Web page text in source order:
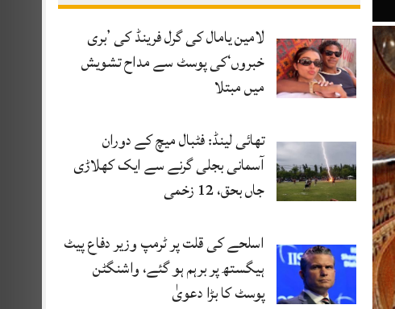
لامین یامال کی گرل فرینڈ کی ’بری
خبروں‘کی پوسٹ سے مداح تشویش
میں مبتلا
تھائی لینڈ: فٹبال میچ کے دوران
آسمانی بجلی گرنے سے ایک کھلاڑی
جاں بحق، 12 زخمی
اسلحے کی قلت پر ٹرمپ وزیر دفاع پیٹ
ہیگستھ پر برہم ہو گئے، واشنگٹن
پوسٹ کا بڑا دعویٰ